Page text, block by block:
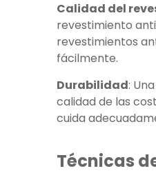
Calidad del
revestimiento
revestimientos
fácilmente.
Durabilidad:
calidad de las
cuida
Técnicas